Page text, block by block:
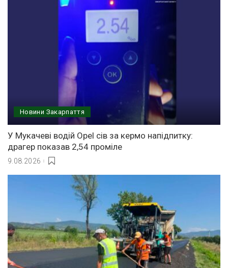
Новини Закарпаття
У Мукачеві водій Opel сів за кермо напідпитку:
драгер показав 2,54 проміле
9.08.2026